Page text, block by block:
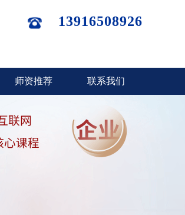
13916508926
师资推荐 联系我们